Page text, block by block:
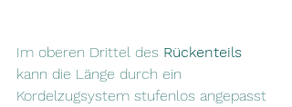
Im oberen Drittel des Rückenteils
kann die Länge durch ein
Kordelzugsystem stufenlos angepasst